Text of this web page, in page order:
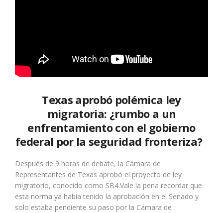
Texas aprobó polémica ley
migratoria: ¿rumbo a un
enfrentamiento con el gobierno
federal por la seguridad fronteriza?
Después de 9 horas de debate, la Cámara de
Representantes de Texas aprobó el proyecto de ley
migratorio, conocido como SB4.Vale la pena recordar que
esta norma ya había tenido la aprobación en el Senado y
solo estaba pendiente su paso por la Cámara de